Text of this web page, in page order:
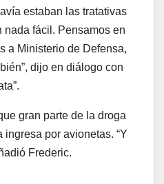
estaban las tratativas
nada fácil. Pensamos en
a Ministerio de Defensa,
dijo en diálogo con
gran parte de la droga
por avionetas. “Y
Frederic.